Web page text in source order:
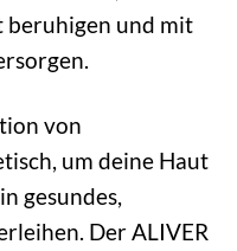
beruhigen und mit
von
um deine Haut
gesundes,
Der ALIVER